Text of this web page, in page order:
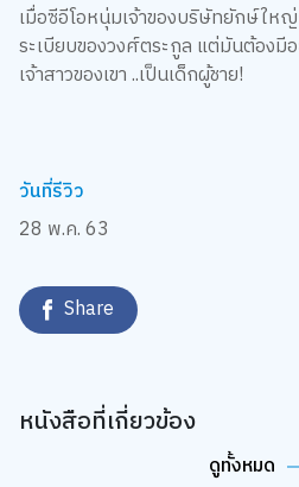
เมื่อซีอีโอหนุ่มเจ้าของบริษัทยักษ์ให
ระเบียบของวงศ์ตระกูล แต่มันต้องมี
เจ้าสาวของเขา ..เป็นเด็กผู้ชาย!
วันที่รีวิว
28 พ.ค. 63
Share
หนังสือที่เกี่ยวข้อง
ดูทั้งหมด